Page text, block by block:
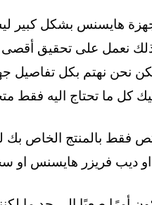
هايسنس بشكل كبير
نعمل على تحقيق أقصى
نحن نهتم بكل تفاصيل
كل ما تحتاج اليه فقط
فقط بالمنتج الخاص
ديب فريزر هايسنس